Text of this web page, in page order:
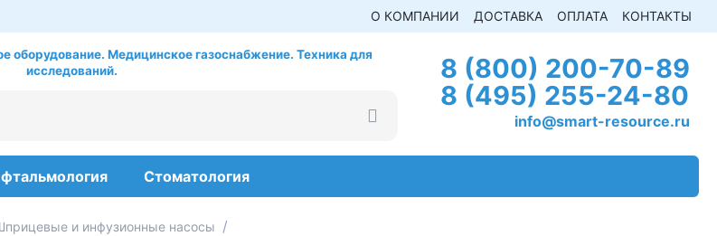
О КОМПАНИИ ДОСТАВКА ОПЛАТА КОНТАКТЫ
оборудование. Медицинское газоснабжение. Техника для
исследований.
8 (800) 200-70-89
8 (495) 255-24-80
info@smart-resource.ru
Стоматология
и инфузионные насосы /